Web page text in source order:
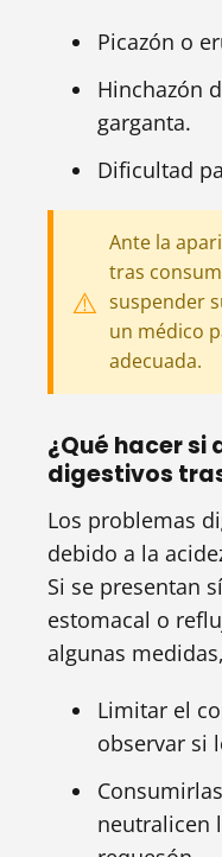
Picazón o
Hinchazón
garganta.
Dificultad
Ante la
tras
suspender
un médico
adecuada.
¿Qué hacer si
digestivos
Los problemas
debido a la
Si se presentan
estomacal o
algunas medidas,
Limitar el
observar si
neutralicen